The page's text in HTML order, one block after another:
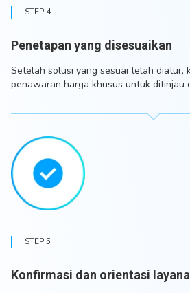
STEP 4
Penetapan yang disesuaikan
Setelah solusi yang sesuai telah diatur,
penawaran harga khusus untuk ditinjau
STEP 5
Konfirmasi dan orientasi